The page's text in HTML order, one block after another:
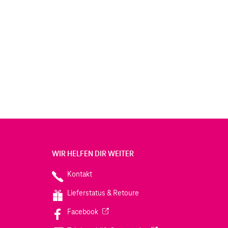
WIR HELFEN DIR WEITER
Kontakt
Lieferstatus & Retoure
Facebook(Wird in einem neuen Tab geöffnet)